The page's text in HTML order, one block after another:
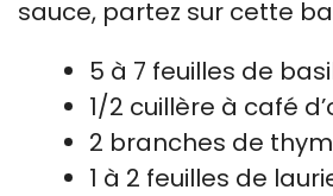
sauce, partez sur cette
5 à 7 feuilles de
1/2 cuillère à café
2 branches de
1 à 2 feuilles de